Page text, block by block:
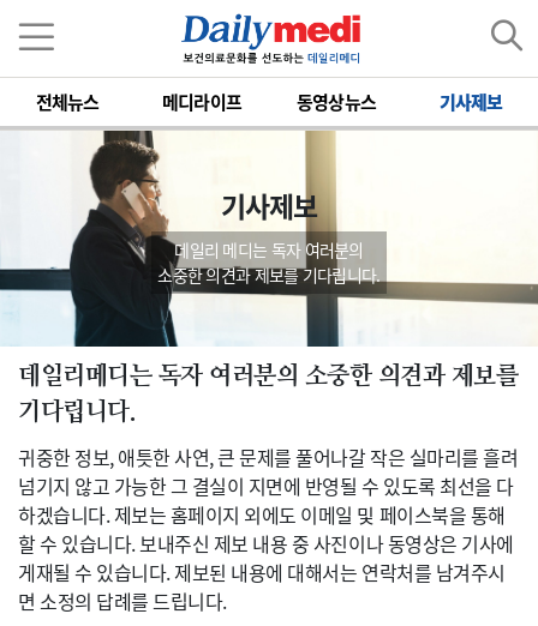
전체뉴스 메디라이프 동영상뉴스 기사제보
기사제보
데일리 메디는 독자 여러분의
소중한 의견과 제보를 기다립니다.
데일리메디는 독자 여러분의 소중한 의견과 제보를
기다립니다.
귀중한 정보, 애틋한 사연, 큰 문제를 풀어나갈 작은 실마리를 흘려
넘기지 않고 가능한 그 결실이 지면에 반영될 수 있도록 최선을 다
하겠습니다. 제보는 홈페이지 외에도 이메일 및 페이스북을 통해
할 수 있습니다. 보내주신 제보 내용 중 사진이나 동영상은 기사에
게재될 수 있습니다. 제보된 내용에 대해서는 연락처를 남겨주시
면 소정의 답례를 드립니다.